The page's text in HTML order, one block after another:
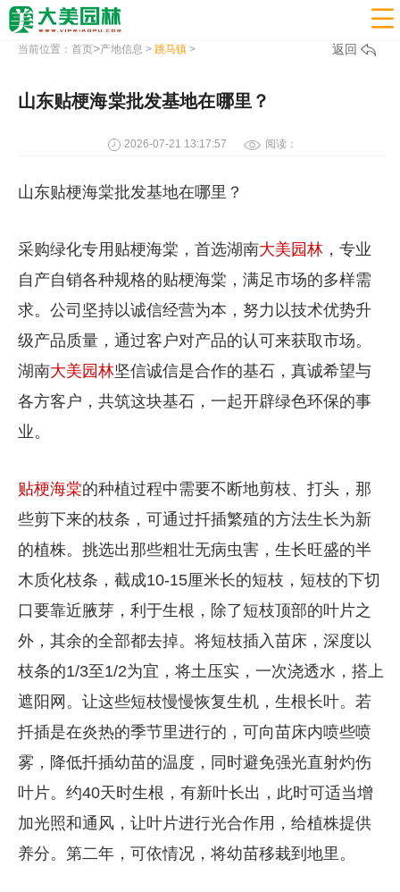

当前位置： 首页>产地信息 > 跳马镇> 返回
山东贴梗海棠批发基地在哪里？
2026-07-21 13:17:57 阅读：
山东贴梗海棠批发基地在哪里？
采购绿化专用贴梗海棠，首选湖南大美园林，专业
自产自销各种规格的贴梗海棠，满足市场的多样需
求。公司坚持以诚信经营为本，努力以技术优势升
级产品质量，通过客户对产品的认可来获取市场。
湖南大美园林坚信诚信是合作的基石，真诚希望与
各方客户，共筑这块基石，一起开辟绿色环保的事
业。
贴梗海棠的种植过程中需要不断地剪枝、打头，那
些剪下来的枝条，可通过扦插繁殖的方法生长为新
的植株。挑选出那些粗壮无病虫害，生长旺盛的半
木质化枝条，截成10-15厘米长的短枝，短枝的下切
口要靠近腋芽，利于生根，除了短枝顶部的叶片之
外，其余的全部都去掉。将短枝插入苗床，深度以
枝条的1/3至1/2为宜，将土压实，一次浇透水，搭上
遮阳网。让这些短枝慢慢恢复生机，生根长叶。若
扦插是在炎热的季节里进行的，可向苗床内喷些喷
雾，降低扦插幼苗的温度，同时避免强光直射灼伤
叶片。约40天时生根，有新叶长出，此时可适当增
加光照和通风，让叶片进行光合作用，给植株提供
养分。第二年，可依情况，将幼苗移栽到地里。